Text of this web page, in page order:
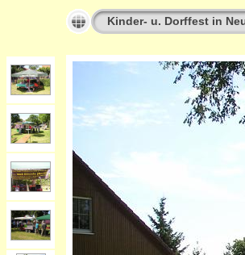
Kinder- u. Dorffest in